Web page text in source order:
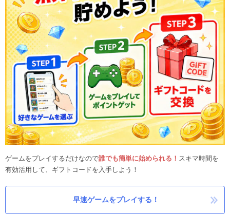
ゲームをプレイするだけなので誰でも簡単に始められる！ スキマ時間を
有効活用して、ギフトコードを入手しよう！
早速ゲームをプレイする！